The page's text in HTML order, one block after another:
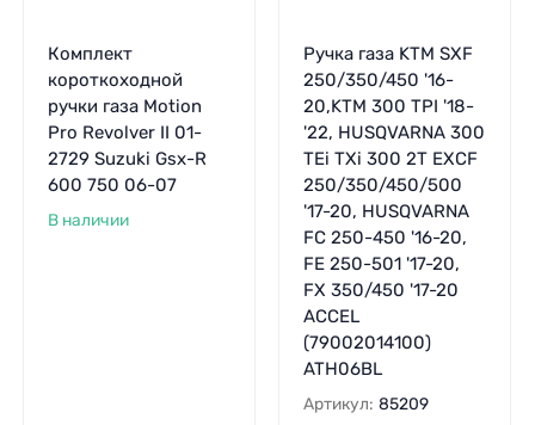
Комплект
короткоходной
ручки газа Motion
Pro Revolver II 01-
2729 Suzuki Gsx-R
600 750 06-07
В наличии
Ручка газа KTM SXF
250/350/450 '16-
20,KTM 300 TPI '18-
'22, HUSQVARNA 300
TEi TXi 300 2T EXCF
250/350/450/500
'17-20, HUSQVARNA
FC 250-450 '16-20,
FE 250-501 '17-20,
FX 350/450 '17-20
ACCEL
(79002014100)
ATH06BL
Артикул: 85209